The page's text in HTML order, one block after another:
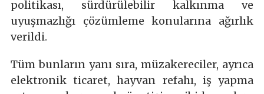
politikası, sürdürülebilir kalkınma ve
uyuşmazlığı çözümleme konularına ağırlık
verildi.
Tüm bunların yanı sıra, müzakereciler, ayrıca
elektronik ticaret, hayvan refahı, iş yapma